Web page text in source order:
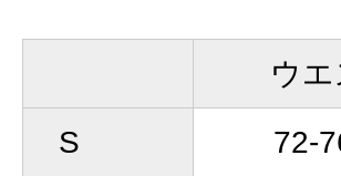
ウエ
S
72-